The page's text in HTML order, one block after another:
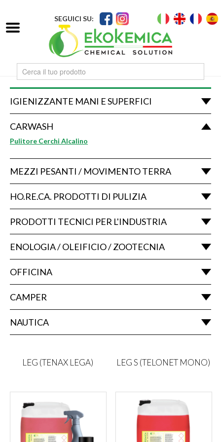
SEGUICI SU:
IGIENIZZANTE MANI E SUPERFICI
CARWASH
Pulitore Cerchi Alcalino
MEZZI PESANTI / MOVIMENTO TERRA
HO.RE.CA. PRODOTTI DI PULIZIA
PRODOTTI TECNICI PER L'INDUSTRIA
ENOLOGIA / OLEIFICIO / ZOOTECNIA
OFFICINA
CAMPER
NAUTICA
LEG (TENAX LEGA) LEG S (TELONET MONO)